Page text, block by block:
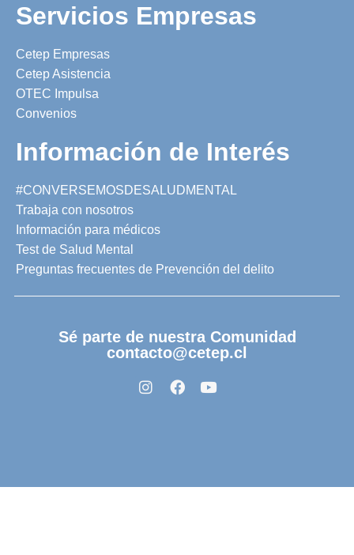
Servicios Empresas
Cetep Empresas
Cetep Asistencia
OTEC Impulsa
Convenios
Información de Interés
#CONVERSEMOSDESALUDMENTAL
Trabaja con nosotros
Información para médicos
Test de Salud Mental
Preguntas frecuentes de Prevención del delito
Sé parte de nuestra Comunidad
contacto@cetep.cl